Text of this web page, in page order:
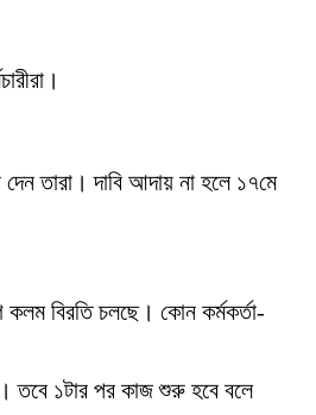
তারা। দাবি আদায় না হলে ১৭মে
কলম বিরতি চলছে। কোন কর্মকর্তা-
তবে ১টার পর কাজ শুরু হবে বলে